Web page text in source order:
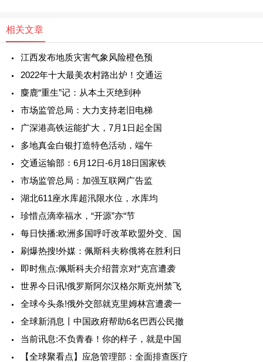
相关文章
江西发布地质灾害气象风险橙色预
2022年十大最美农村路出炉！交通运
麋鹿“重生”记：从本土灭绝到种
市场监管总局：大力支持老旧电梯
广深港高铁运能扩大，7月1日起全国
多地真金白银打造特色活动，端午
交通运输部：6月12日-6月18日国家铁
市场监管总局：加强互联网广告监
湖北611座水库超汛限水位，水库均
珍惜点滴幸福水，“开源”亦“节
每日快播:欧洲多国呼吁改革欧盟外交、国
刷爆热搜!外媒：佩斯科夫称俄将在胜利日
即时焦点:佩斯科夫介绍普京对“克宫遭袭
世界今日讯!俄罗斯阿尔汉格尔斯克州禁飞
全球今头条!俄外交部就克里姆林宫遭袭一
全球新消息丨中国政府帮助6名巴西公民撤
当前讯息:不负青春！你的样子，就是中国
【全球聚看点】应急管理部：全面排查医疗